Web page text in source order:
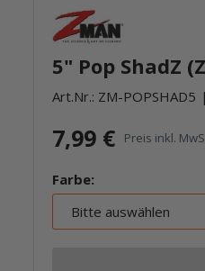
5" Pop ShadZ
Art.Nr.: ZM-POPSHAD5
7,99 € Preis inkl.
Farbe:
Bitte auswählen